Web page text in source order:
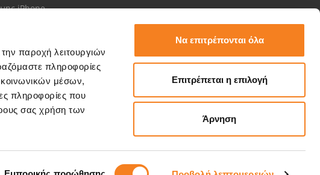
παροχή λειτουργιών
πληροφορίες
μέσων,
πληροφορίες που
σας χρήση των
Να επιτρέπονται όλα
Επιτρέπεται η επιλογή
Άρνηση
iPhone